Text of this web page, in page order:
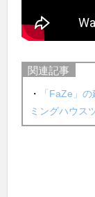
関連記事
・
「FaZe」
ミングハウス